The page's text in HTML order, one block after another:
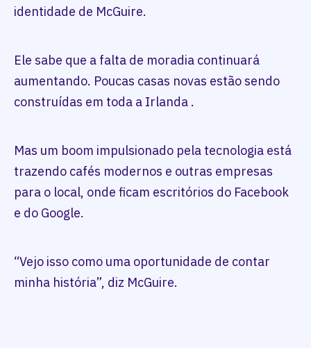
identidade de McGuire.
Ele sabe que a falta de moradia continuará
aumentando. Poucas casas novas estão sendo
construídas em toda a Irlanda .
Mas um boom impulsionado pela tecnologia está
trazendo cafés modernos e outras empresas
para o local, onde ficam escritórios do Facebook
e do Google.
“Vejo isso como uma oportunidade de contar
minha história”, diz McGuire.